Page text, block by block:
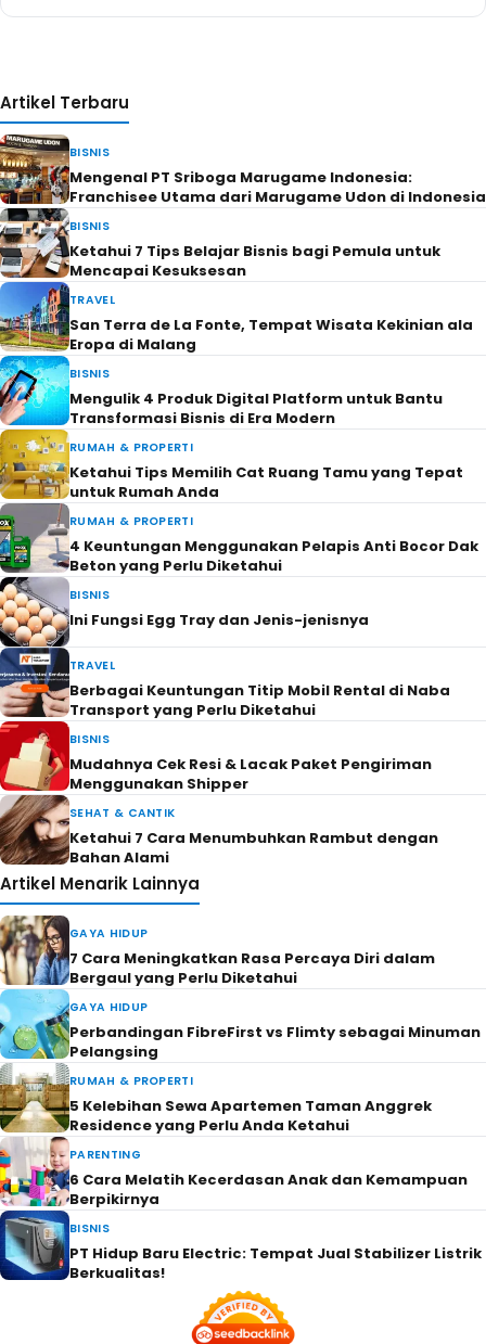
Artikel Terbaru
BISNIS
Mengenal PT Sriboga Marugame Indonesia:
Franchisee Utama dari Marugame Udon di Indonesia
BISNIS
Ketahui 7 Tips Belajar Bisnis bagi Pemula untuk
Mencapai Kesuksesan
TRAVEL
San Terra de La Fonte, Tempat Wisata Kekinian ala
Eropa di Malang
BISNIS
Mengulik 4 Produk Digital Platform untuk Bantu
Transformasi Bisnis di Era Modern
RUMAH & PROPERTI
Ketahui Tips Memilih Cat Ruang Tamu yang Tepat
untuk Rumah Anda
RUMAH & PROPERTI
4 Keuntungan Menggunakan Pelapis Anti Bocor Dak
Beton yang Perlu Diketahui
BISNIS
Ini Fungsi Egg Tray dan Jenis-jenisnya
TRAVEL
Berbagai Keuntungan Titip Mobil Rental di Naba
Transport yang Perlu Diketahui
BISNIS
Mudahnya Cek Resi & Lacak Paket Pengiriman
Menggunakan Shipper
SEHAT & CANTIK
Ketahui 7 Cara Menumbuhkan Rambut dengan
Bahan Alami
Artikel Menarik Lainnya
GAYA HIDUP
7 Cara Meningkatkan Rasa Percaya Diri dalam
Bergaul yang Perlu Diketahui
GAYA HIDUP
Perbandingan FibreFirst vs Flimty sebagai Minuman
Pelangsing
RUMAH & PROPERTI
5 Kelebihan Sewa Apartemen Taman Anggrek
Residence yang Perlu Anda Ketahui
PARENTING
6 Cara Melatih Kecerdasan Anak dan Kemampuan
Berpikirnya
BISNIS
PT Hidup Baru Electric: Tempat Jual Stabilizer Listrik
Berkualitas!